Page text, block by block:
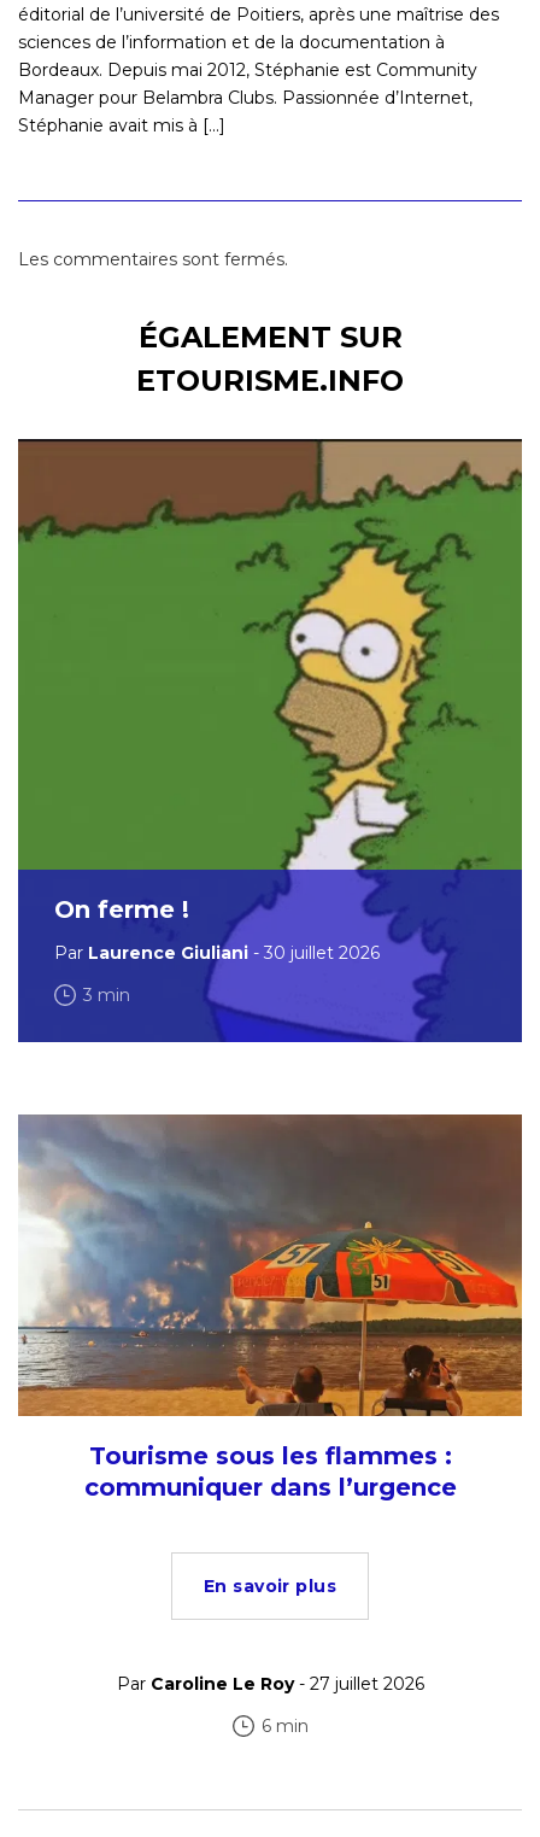
éditorial de l’université de Poitiers, après une maîtrise des
sciences de l’information et de la documentation à
Bordeaux. Depuis mai 2012, Stéphanie est Community
Manager pour Belambra Clubs. Passionnée d’Internet,
Stéphanie avait mis à [...]
Les commentaires sont fermés.
ÉGALEMENT SUR
ETOURISME.INFO
On ferme !
Par Laurence Giuliani - 30 juillet 2026
3 min
Tourisme sous les flammes :
communiquer dans l’urgence
En savoir plus
Par Caroline Le Roy- 27 juillet 2026
6 min